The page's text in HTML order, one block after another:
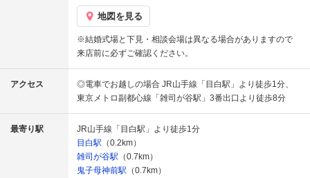
地図を見る
※結婚式場と下見・相談会場は異なる場合がありますので
来店前に必ずご確認ください。
アクセス
◎電車でお越しの場合 JR山手線「目白駅」より徒歩1分、
東京メトロ副都心線「雑司が谷駅」3番出口より徒歩8分
最寄り駅
JR山手線「目白駅」より徒歩1分
目白駅 （0.2km）
雑司が谷駅 （0.7km）
鬼子母神前駅 （0.7km）